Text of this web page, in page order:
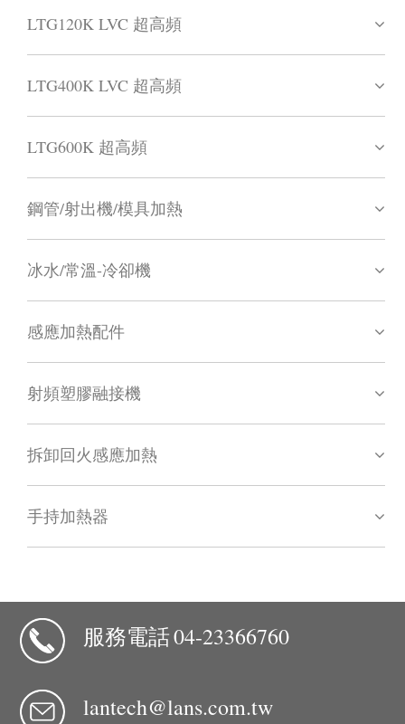
LTG120K LVC 超高頻
LTG400K LVC 超高頻
LTG600K 超高頻
鋼管/射出機/模具加熱
冰水/常溫-冷卻機
感應加熱配件
射頻塑膠融接機
拆卸回火感應加熱
手持加熱器
服務電話04-23366760
lantech@lans.com.tw